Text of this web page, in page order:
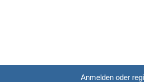
Anmelden oder